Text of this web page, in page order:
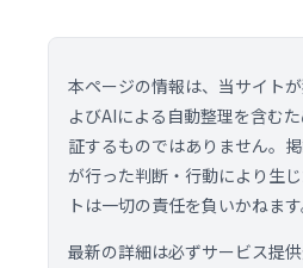
本ページの情報は、当サイト
よびAIによる自動整理を含む
証するものではありません。
が行った判断・行動により生
トは一切の責任を負いかねます
最新の詳細は必ずサービス提